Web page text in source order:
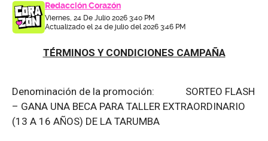
Redacción Corazón
Viernes, 24 De Julio 2026 3:40 PM
Actualizado el 24 de julio del 2026 3:46 PM
TÉRMINOS Y CONDICIONES CAMPAÑA
Denominación de la promoción: SORTEO FLASH
– GANA UNA BECA PARA TALLER EXTRAORDINARIO
(13 A 16 AÑOS) DE LA TARUMBA